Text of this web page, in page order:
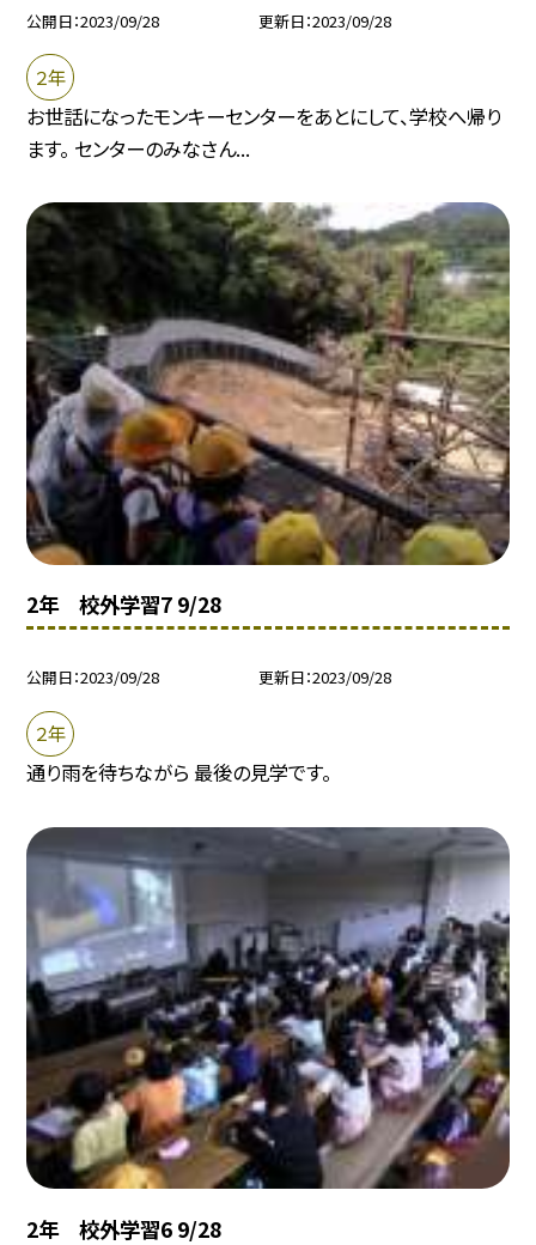
公開日 2023/09/28 更新日 2023/09/28
２年
お世話になったモンキーセンターをあとにして、学校へ帰り
ます。 センターのみなさん...
2年 校外学習7 9/28
公開日 2023/09/28 更新日 2023/09/28
２年
通り雨を待ちながら 最後の見学です。
2年 校外学習6 9/28